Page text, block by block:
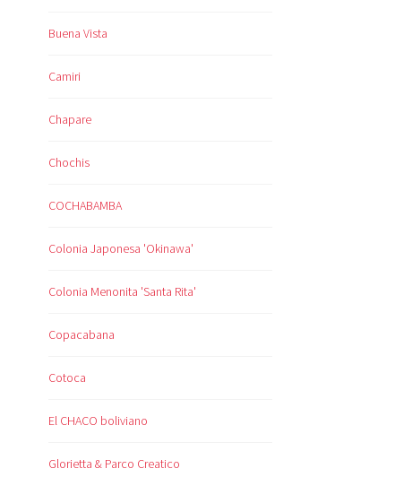
Buena Vista
Camiri
Chapare
Chochis
COCHABAMBA
Colonia Japonesa 'Okinawa'
Colonia Menonita 'Santa Rita'
Copacabana
Cotoca
El CHACO boliviano
Glorietta & Parco Creatico